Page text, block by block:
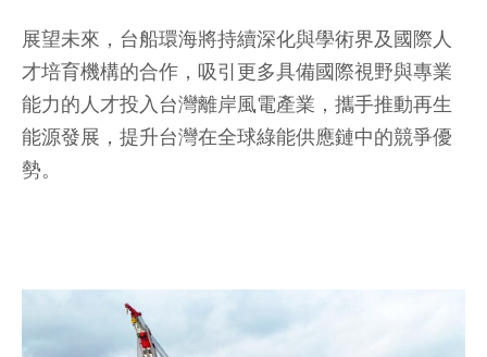
展望未來，台船環海將持續深化與學術界及國際人
才培育機構的合作，吸引更多具備國際視野與專業
能力的人才投入台灣離岸風電產業，攜手推動再生
能源發展，提升台灣在全球綠能供應鏈中的競爭優
勢。